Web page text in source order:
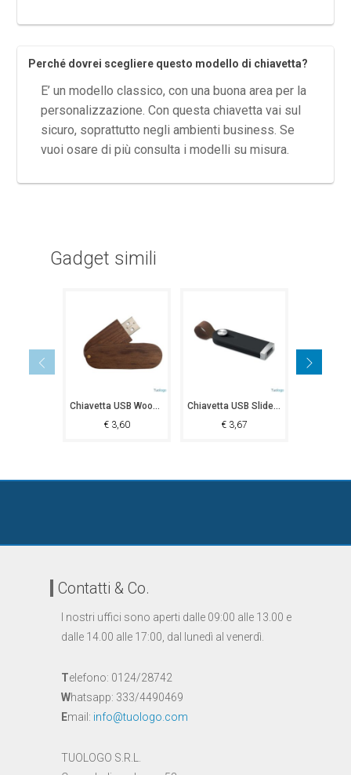
Perché dovrei scegliere questo modello di chiavetta?
E’ un modello classico, con una buona area per la
personalizzazione. Con questa chiavetta vai sul
sicuro, soprattutto negli ambienti business. Se
vuoi osare di più consulta i modelli su misura.
Gadget simili
Chiavetta USB Woody Flash 2
€3,60
Chiavetta USB Slideflash
€3,67
Contatti & Co.
I nostri uffici sono aperti dalle 09:00 alle 13.00 e
dalle 14.00 alle 17:00, dal lunedì al venerdì.
Telefono: 0124/28742
Whatsapp: 333/4490469
Email: info@tuologo.com
TUOLOGO S.R.L.